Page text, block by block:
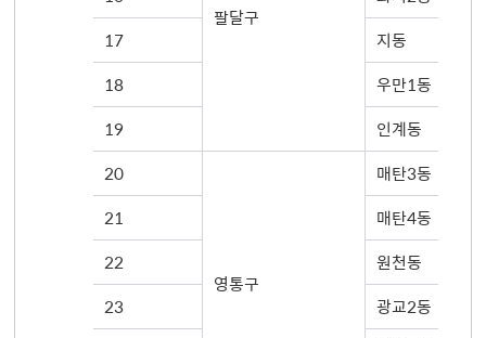
팔달구
17
지동
18
우만1동
19
인계동
20
영통구
매탄3동
21
매탄4동
22
원천동
23
광교2동